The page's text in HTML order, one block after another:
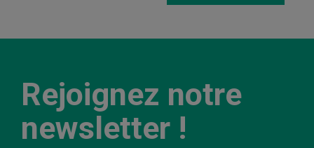
Rejoignez notre
newsletter !